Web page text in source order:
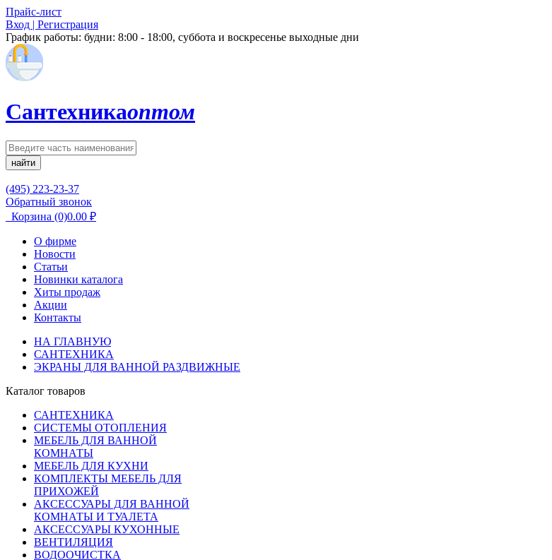
Прайс-лист
Вход | Регистрация
График работы: будни: 8:00 - 18:00, суббота и воскресенье выходные дни
Сантехникаоптом
найти
(495) 223-23-37
Обратный звонок
Корзина (0)0.00 ₽
О фирме
Новости
Статьи
Новинки каталога
Хиты продаж
Акции
Контакты
НА ГЛАВНУЮ
САНТЕХНИКА
ЭКРАНЫ ДЛЯ ВАННОЙ РАЗДВИЖНЫЕ
Каталог товаров
САНТЕХНИКА
СИСТЕМЫ ОТОПЛЕНИЯ
МЕБЕЛЬ ДЛЯ ВАННОЙ
КОМНАТЫ
МЕБЕЛЬ ДЛЯ КУХНИ
КОМПЛЕКТЫ МЕБЕЛЬ ДЛЯ
ПРИХОЖЕЙ
АКСЕССУАРЫ ДЛЯ ВАННОЙ
КОМНАТЫ И ТУАЛЕТА
АКСЕССУАРЫ КУХОННЫЕ
ВЕНТИЛЯЦИЯ
ВОДООЧИСТКА